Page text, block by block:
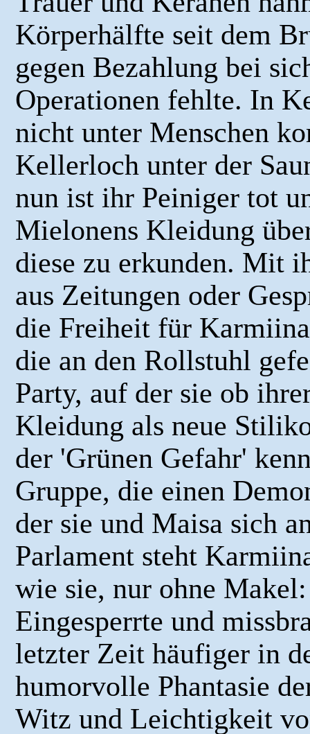
Körperhälfte seit dem
gegen Bezahlung bei
Operationen fehlte. In
nicht unter Menschen
Kellerloch unter der
nun ist ihr Peiniger tot
Mielonens Kleidung
diese zu erkunden. Mit
aus Zeitungen oder
die Freiheit für
die an den Rollstuhl
Party, auf der sie ob
Kleidung als neue
der 'Grünen Gefahr'
Gruppe, die einen
der sie und Maisa sich
Parlament steht
wie sie, nur ohne
Eingesperrte und
letzter Zeit häufiger in
humorvolle Phantasie
Witz und Leichtigkeit